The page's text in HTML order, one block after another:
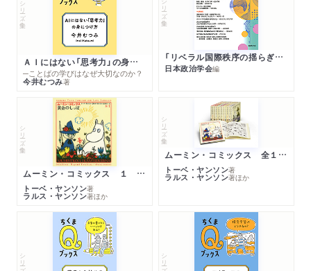
シリーズ・全集
ＡＩにはない「思考力」の身につけ方
─ことばの学びはなぜ大切なのか？
今井むつみ著
シリーズ・全集
「リベラル国際秩序の揺らぎ」再考 年報政治学２０２６‐Ⅰ
日本政治学会編
シリーズ・全集
ムーミン・コミックス １ 黄金のしっぽ
トーベ・ヤンソン著
ラルス・ヤンソン著ほか
シリーズ・全集
ムーミン・コミックス 全１４巻セット
トーベ・ヤンソン著
ラルス・ヤンソン著ほか
シリーズ・全集 シリーズ・全集